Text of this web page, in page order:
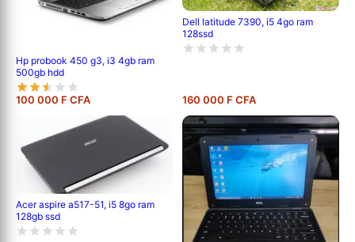
Hp probook 450 g3, i3 4gb ram
500gb hdd
100 000 F CFA
Dell latitude 7390, i5 4go ram
128ssd
160 000 F CFA
Acer aspire a517-51, i5 8go ram
128gb ssd